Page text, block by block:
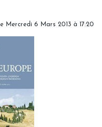
le Mercredi 6 Mars 2013 à 17:20